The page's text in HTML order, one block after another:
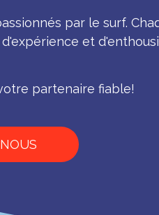
par le surf.
et
partenaire fiable!